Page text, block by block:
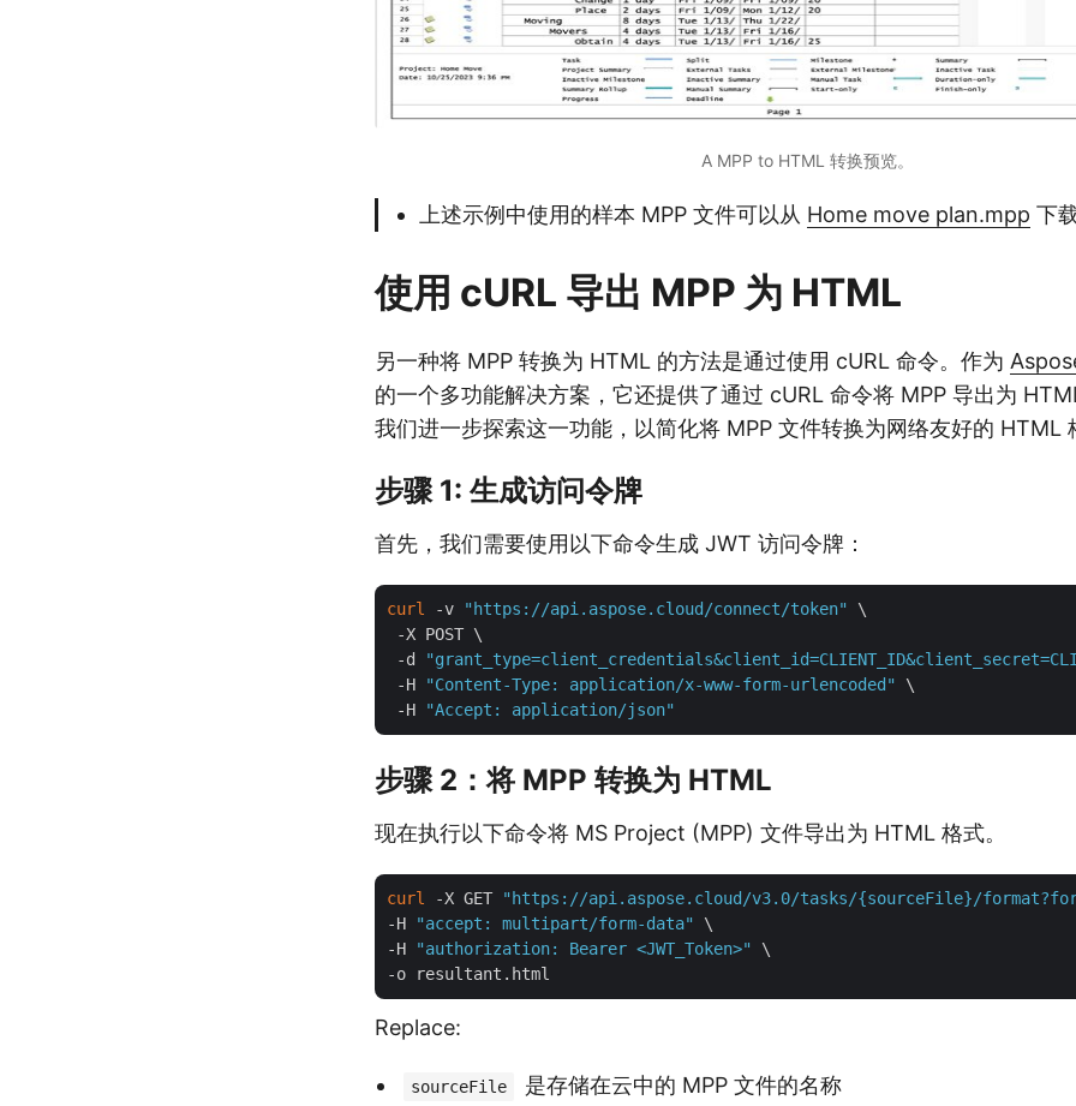
A MPP to HTML 转换预览。
上述示例中使用的样本 MPP 文件可以从 Home move plan.mpp 下载
使用 cURL 导出 MPP 为 HTML
另一种将 MPP 转换为 HTML 的方法是通过使用 cURL 命令。作为
的一个多功能解决方案，它还提供了通过 cURL 命令将 MPP 导出为
我们进一步探索这一功能，以简化将 MPP 文件转换为网络友好的 HTML
步骤 1: 生成访问令牌
首先，我们需要使用以下命令生成 JWT 访问令牌：
curl -v "https://api.aspose.cloud/connect/token"
\
-X POST \
-d
-H
"Content-Type: application/x-www-form-urlencoded"
\
-H
"Accept: application/json"
步骤 2：将 MPP 转换为 HTML
现在执行以下命令将 MS Project (MPP) 文件导出为 HTML 格式。
curl -X GET "https://api.aspose.cloud/v3.0/tasks/{sourceFile}/
-H
"accept: multipart/form-data"
\
-H
"authorization: Bearer <JWT_Token>"
\
Replace:
sourceFile 是存储在云中的 MPP 文件的名称